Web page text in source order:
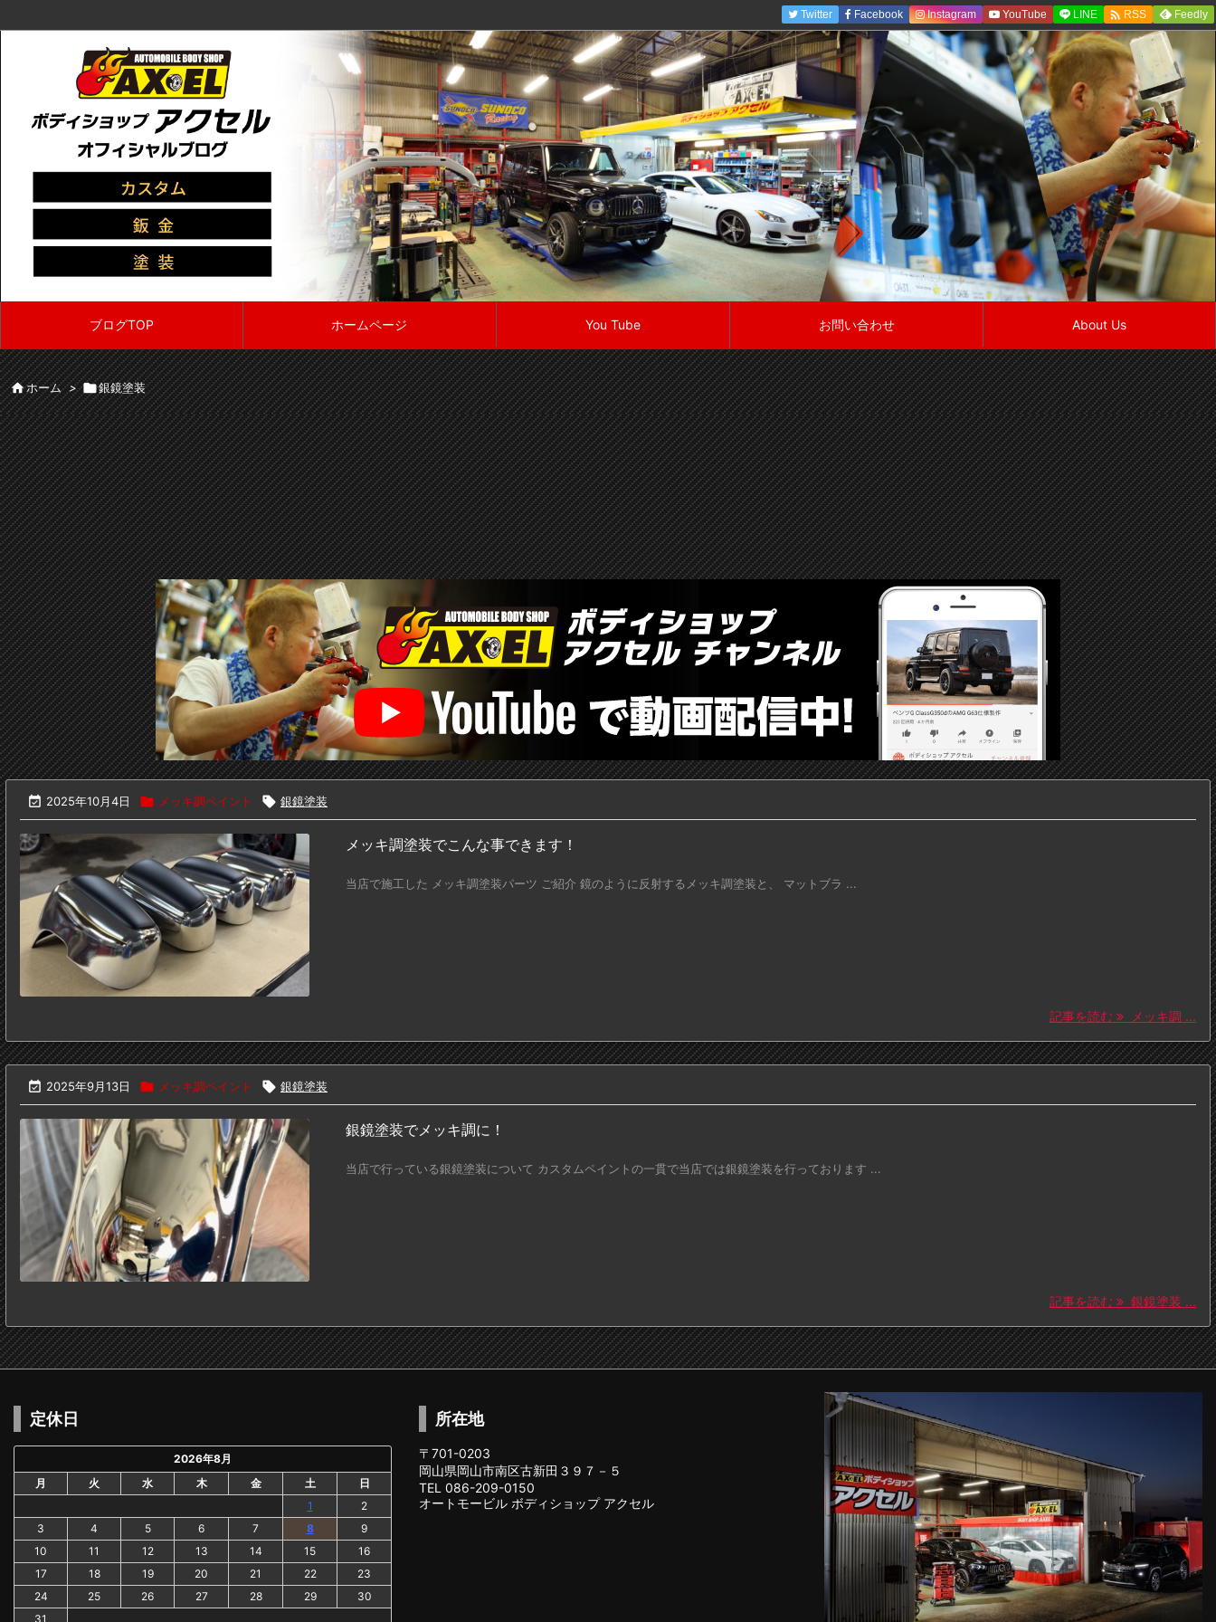
ブログTOP ホームページ You Tube お問い合わせ About Us
Twitter Facebook Instagram YouTube LINE  RSS Feedly
ホーム > 銀鏡塗装
 2025年10月4日  メッキ調ペイント  銀鏡塗装
メッキ調塗装でこんな事できます！
当店で施工した メッキ調塗装パーツ ご紹介 鏡のように反射するメッキ調塗装と、 マットブラ ...
記事を読む メッキ調 ...
 2025年9月13日  メッキ調ペイント  銀鏡塗装
銀鏡塗装でメッキ調に！
当店で行っている銀鏡塗装について カスタムペイントの一貫で当店では銀鏡塗装を行っております ...
記事を読む 銀鏡塗装 ...
定休日
2026年8月
月
火 水 木 金 土
日
1
2
3
4 5 6 7 8
9
10
11 12 13 14 15
16
17
18 19 20 21 22
23
24
25 26 27 28 29
30
31
所在地
〒701-0203
岡山県岡山市南区古新田３９７－５
TEL 086-209-0150
オートモービル ボディショップ アクセル